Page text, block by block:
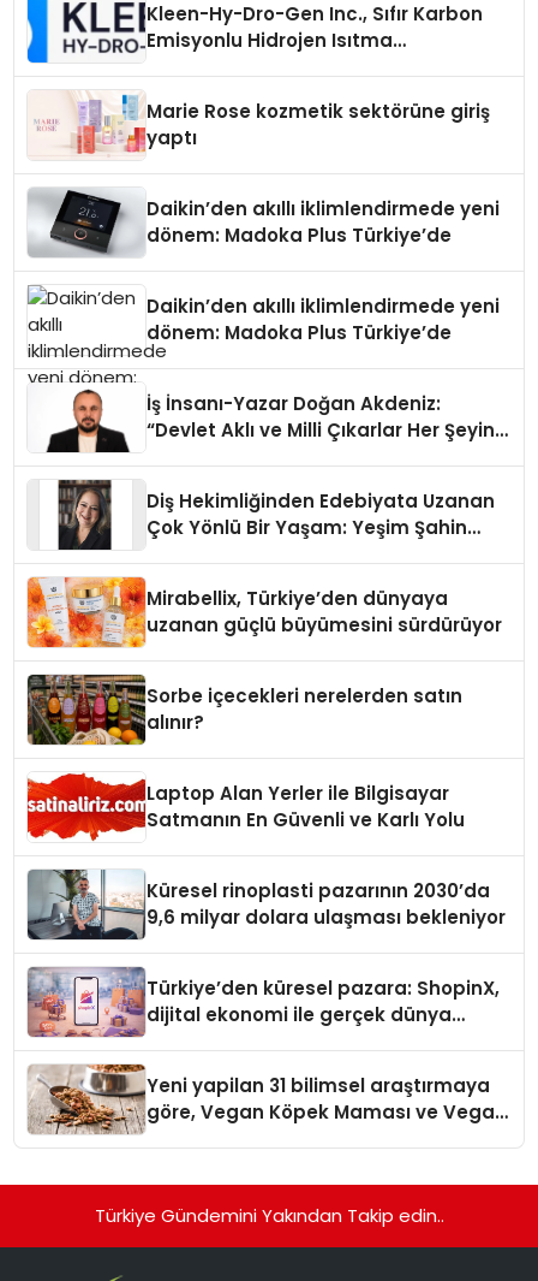
Kleen-Hy-Dro-Gen Inc., Sıfır Karbon
Emisyonlu Hidrojen Isıtma
Marie Rose kozmetik sektörüne giriş
yaptı
Daikin’den akıllı iklimlendirmede yeni
dönem: Madoka Plus Türkiye’de
Daikin’den akıllı iklimlendirmede yeni
dönem: Madoka Plus Türkiye’de
İş İnsanı-Yazar Doğan Akdeniz:
“Devlet Aklı ve Milli Çıkarlar Her Şeyin
Diş Hekimliğinden Edebiyata Uzanan
Çok Yönlü Bir Yaşam: Yeşim Şahin
Mirabellix, Türkiye’den dünyaya
uzanan güçlü büyümesini sürdürüyor
Sorbe içecekleri nerelerden satın
alınır?
Laptop Alan Yerler ile Bilgisayar
Satmanın En Güvenli ve Karlı Yolu
Küresel rinoplasti pazarının 2030’da
9,6 milyar dolara ulaşması bekleniyor
Türkiye’den küresel pazara: ShopinX,
dijital ekonomi ile gerçek dünya
Yeni yapilan 31 bilimsel araştırmaya
göre, Vegan Köpek Maması ve Vegan
Türkiye Gündemini Yakından Takip edin..